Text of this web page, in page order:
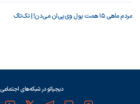
مردم ماهی ۱۵ همت پول وی‌پی‌ان می‌دن! | تک‌تاک
دیجیاتو در شبکه‌های اجتماعی